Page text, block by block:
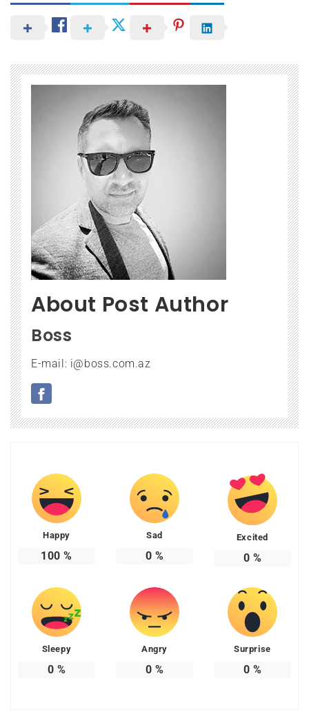
About Post Author
Boss
E-mail: i@boss.com.az
Happy
100 %
Sad
0 %
Excited
0 %
Sleepy
0 %
Angry
0 %
Surprise
0 %